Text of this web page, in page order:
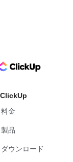
Logo
ClickUp
料金
製品
ダウンロード